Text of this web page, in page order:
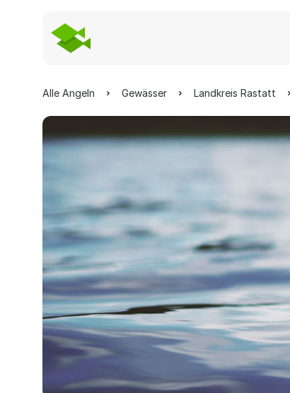
Alle Angeln Gewässer Landkreis Rastatt